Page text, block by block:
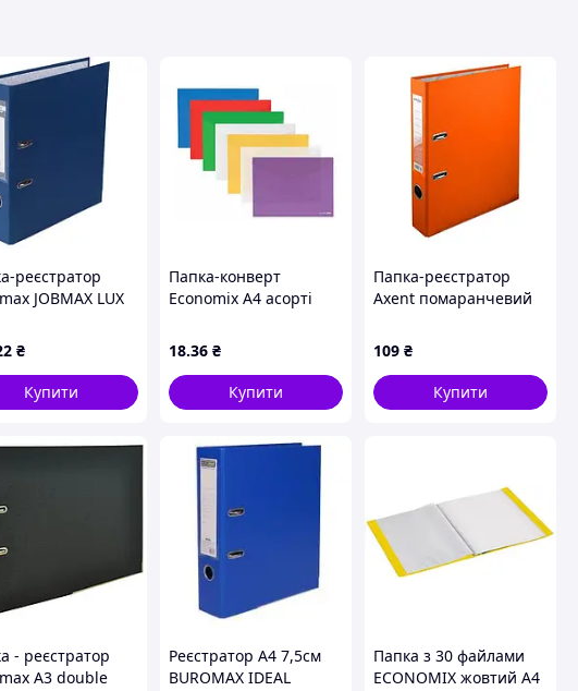
реєстратор
JOBMAX LUX
PP
03c)
₴
Купити
Папка-конверт
Economix A4 асорті
(E31301)
18.36 ₴
Купити
Папка-реєстратор
Axent помаранчевий
одностороння PP
(D1713-09C)
109 ₴
Купити
- реєстратор
А3 double
Реєстратор А4 7,5см
ВUROМAX IDEAL
Папка з 30 файлами
ECONOMIX жовтий А4